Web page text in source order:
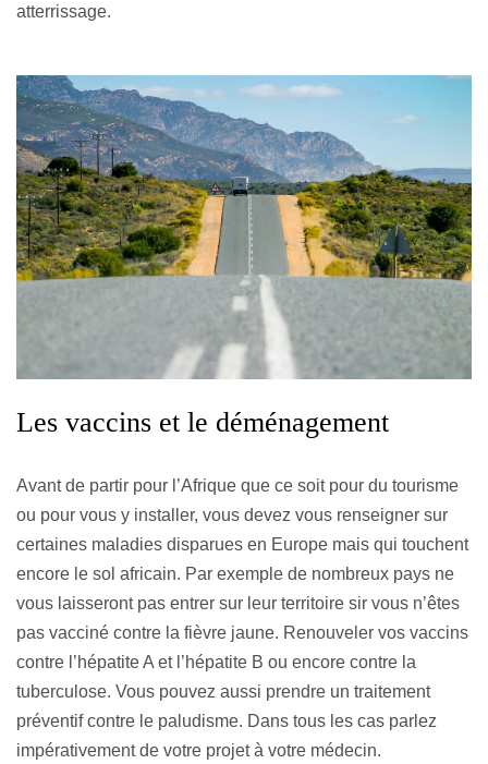
atterrissage.
Les vaccins et le déménagement
Avant de partir pour l’Afrique que ce soit pour du tourisme
ou pour vous y installer, vous devez vous renseigner sur
certaines maladies disparues en Europe mais qui touchent
encore le sol africain. Par exemple de nombreux pays ne
vous laisseront pas entrer sur leur territoire sir vous n’êtes
pas vacciné contre la fièvre jaune. Renouveler vos vaccins
contre l’hépatite A et l’hépatite B ou encore contre la
tuberculose. Vous pouvez aussi prendre un traitement
préventif contre le paludisme. Dans tous les cas parlez
impérativement de votre projet à votre médecin.